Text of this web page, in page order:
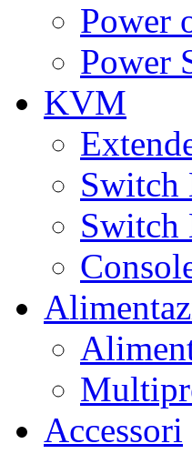
Power
Power
KVM
Switch
Switch
Accessori